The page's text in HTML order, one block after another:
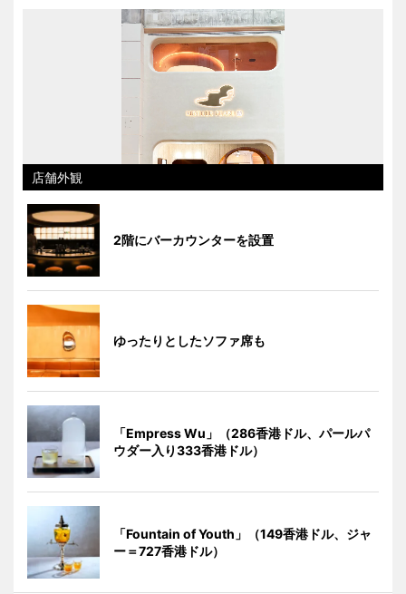
店舗外観
2階にバーカウンターを設置
ゆったりとしたソファ席も
「Empress Wu」（286香港ドル、パールパ
ウダー入り333香港ドル）
「Fountain of Youth」（149香港ドル、ジャ
ー＝727香港ドル）